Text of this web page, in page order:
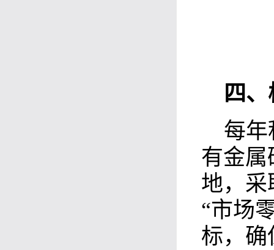
四、
每年
有金属
地，采
“市场
标，确